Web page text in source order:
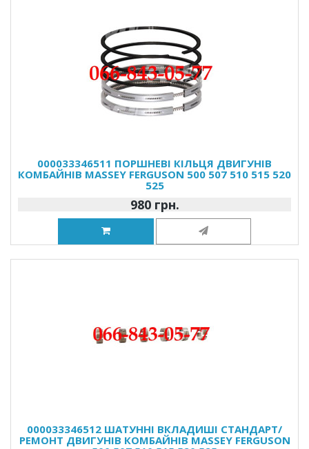
000033346511 ПОРШНЕВІ КІЛЬЦЯ ДВИГУНІВ
КОМБАЙНІВ MASSEY FERGUSON 500 507 510 515 520
525
980 грн.
000033346512 ШАТУННІ ВКЛАДИШІ СТАНДАРТ/
РЕМОНТ ДВИГУНІВ КОМБАЙНІВ MASSEY FERGUSON